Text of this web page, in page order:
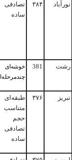
نورآباد ۳۸۴
تصادفی
ساده
رشت 381 خوشه ای
چندمرحله
تبریز ۳۷۶
طبقه‌ای
متناسب
حجم
تصادفی
ساده